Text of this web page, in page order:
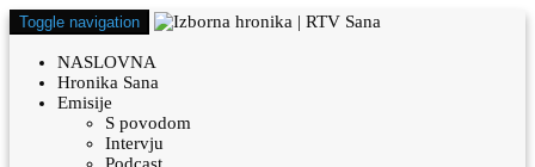
Toggle navigation
NASLOVNA
Hronika Sana
Emisije
S povodom
Intervju